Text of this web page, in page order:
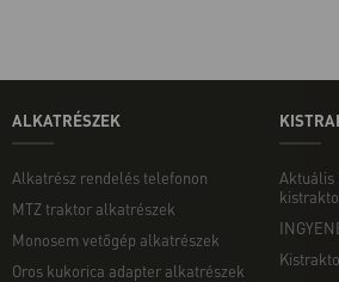
ALKATRÉSZEK
Alkatrész rendelés telefonon
MTZ traktor alkatrészek
Monosem vetőgép alkatrészek
Oros kukorica adapter alkatrészek
Aktuális